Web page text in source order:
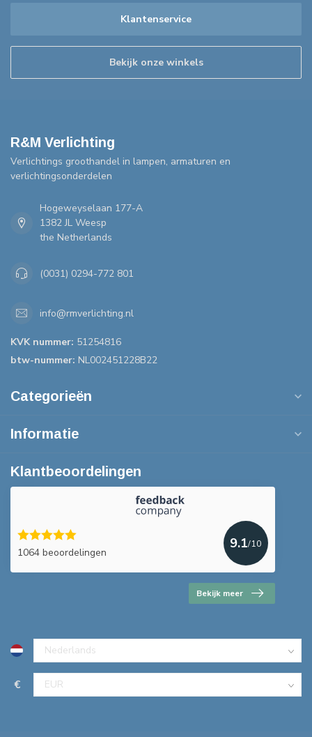
Klantenservice
Bekijk onze winkels
R&M Verlichting
Verlichtings groothandel in lampen, armaturen en
verlichtingsonderdelen
Hogeweyselaan 177-A
1382 JL Weesp
the Netherlands
(0031) 0294-772 801
info@rmverlichting.nl
KVK nummer: 51254816
btw-nummer: NL002451228B22
Categorieën
Informatie
Klantbeoordelingen
1064 beoordelingen
9.1/10
Bekijk meer
€